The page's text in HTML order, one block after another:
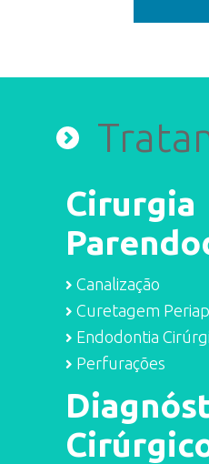
Cirurgia
Canalização
Curetagem
Endodontia
Perfurações